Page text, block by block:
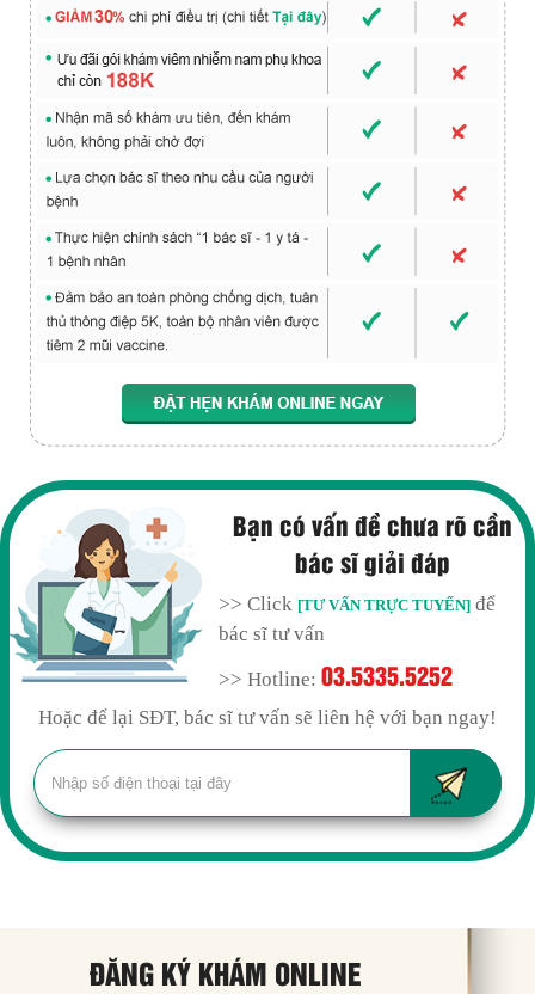
Bạn có vấn đề chưa rõ cần
bác sĩ giải đáp
>> Click [TƯ VẤN TRỰC TUYẾN] để
bác sĩ tư vấn
>> Hotline:03.5335.5252
Hoặc để lại SĐT, bác sĩ tư vấn sẽ liên hệ với bạn ngay!
ĐĂNG KÝ KHÁM ONLINE